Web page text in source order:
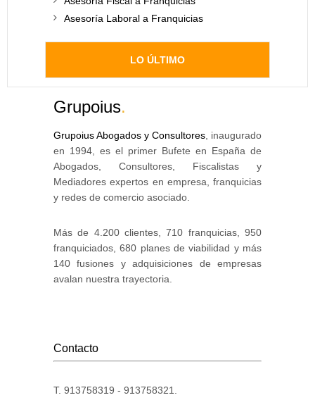
Asesoría Laboral a Franquicias
LO ÚLTIMO
Grupoius.
Grupoius Abogados y Consultores , inaugurado
en 1994, es el primer Bufete en España de
Abogados, Consultores, Fiscalistas y
Mediadores expertos en empresa, franquicias
y redes de comercio asociado.
Más de 4.200 clientes, 710 franquicias, 950
franquiciados, 680 planes de viabilidad y más
140 fusiones y adquisiciones de empresas
avalan nuestra trayectoria.
Contacto
T. 913758319 - 913758321.